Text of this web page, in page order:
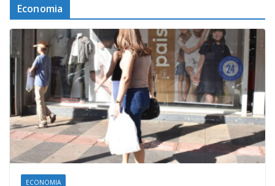
Economia
ECONOMIA